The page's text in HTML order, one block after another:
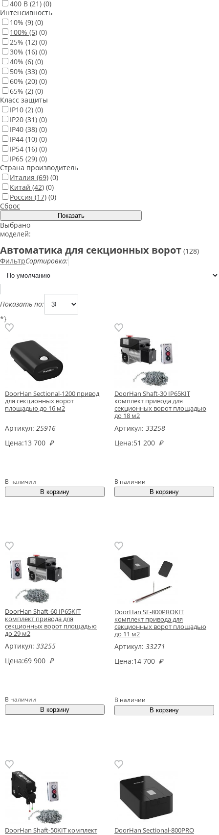
400 В (21) (0)
Интенсивность
10% (9) (0)
100% (5) (0)
25% (12) (0)
30% (16) (0)
40% (6) (0)
50% (33) (0)
60% (20) (0)
65% (2) (0)
Класс защиты
IP10 (2) (0)
IP20 (31) (0)
IP40 (38) (0)
IP44 (10) (0)
IP54 (16) (0)
IP65 (29) (0)
Страна производитель
Италия (69) (0)
Китай (42) (0)
Россия (17) (0)
Сброс
Выбрано
моделей:
Автоматика для секционных ворот (128)
ФильтрСортировка:
Показать по:
*}
DoorHan Sectional-1200 привод
для секционных ворот
площадью до 16 м2
Артикул: 25916
Цена:13 700 ₽
В наличии
DoorHan Shaft-30 IP65KIT
комплект привода для
секционных ворот площадью
до 18 м2
Артикул: 33258
Цена:51 200 ₽
В наличии
DoorHan Shaft-60 IP65KIT
комплект привода для
секционных ворот площадью
до 29 м2
Артикул: 33255
Цена:69 900 ₽
В наличии
DoorHan SE-800PROKIT
комплект привода для
секционных ворот площадью
до 11 м2
Артикул: 33271
Цена:14 700 ₽
В наличии
DoorHan Shaft-50KIT комплект
DoorHan Sectional-800PRO